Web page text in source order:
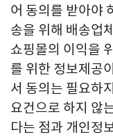
어 동의를 받아야
송을 위해 배송업
쇼핑몰의 이익을
를 위한 정보제공
서 동의는 필요하
요건으로 하지 않
다는 점과 개인정